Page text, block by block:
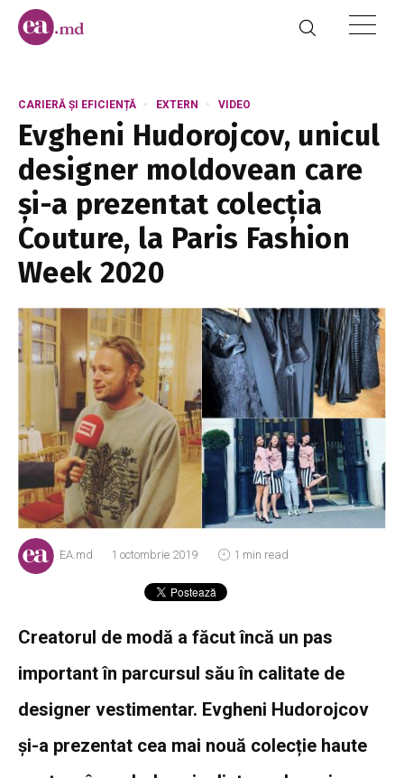
CARIERĂ ȘI EFICIENȚĂ EXTERN VIDEO
Evgheni Hudorojcov, unicul
designer moldovean care
și-a prezentat colecția
Couture, la Paris Fashion
Week 2020
EA.md 1 octombrie 2019 1 min read
Creatorul de modă a făcut încă un pas
important în parcursul său în calitate de
designer vestimentar. Evgheni Hudorojcov
și-a prezentat cea mai nouă colecție haute